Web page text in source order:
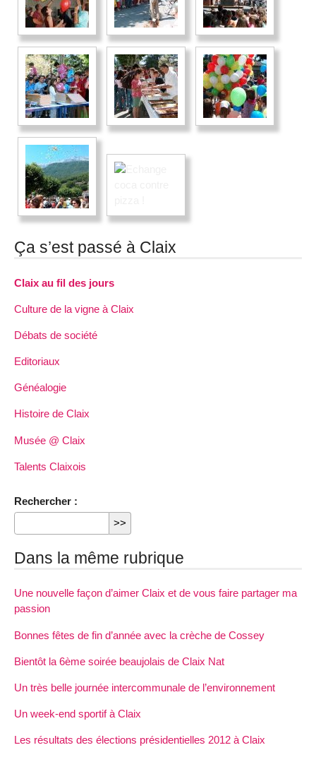
Ça s’est passé à Claix
Claix au fil des jours
Culture de la vigne à Claix
Débats de société
Editoriaux
Généalogie
Histoire de Claix
Musée @ Claix
Talents Claixois
Rechercher :
Dans la même rubrique
Une nouvelle façon d’aimer Claix et de vous faire partager ma
passion
Bonnes fêtes de fin d’année avec la crèche de Cossey
Bientôt la 6ème soirée beaujolais de Claix Nat
Un très belle journée intercommunale de l’environnement
Un week-end sportif à Claix
Les résultats des élections présidentielles 2012 à Claix